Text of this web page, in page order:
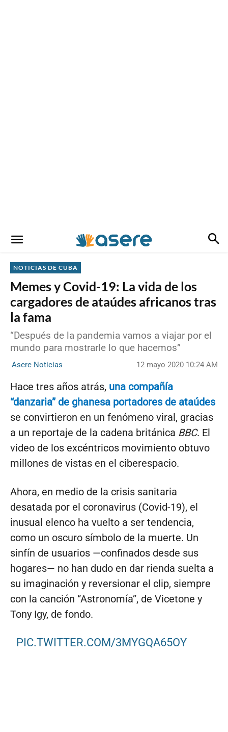
NOTICIAS DE CUBA
Memes y Covid-19: La vida de los
cargadores de ataúdes africanos tras
la fama
“Después de la pandemia vamos a viajar por el
mundo para mostrarle lo que hacemos”
Asere Noticias 12 mayo 2020 10:24 AM
Hace tres años atrás, una compañía
“danzaria” de ghanesa portadores de ataúdes
se convirtieron en un fenómeno viral, gracias
a un reportaje de la cadena británica BBC. El
video de los excéntricos movimiento obtuvo
millones de vistas en el ciberespacio.
Ahora, en medio de la crisis sanitaria
desatada por el coronavirus (Covid-19), el
inusual elenco ha vuelto a ser tendencia,
como un oscuro símbolo de la muerte. Un
sinfín de usuarios —confinados desde sus
hogares— no han dudo en dar rienda suelta a
su imaginación y reversionar el clip, siempre
con la canción “Astronomía”, de Vicetone y
Tony Igy, de fondo.
PIC.TWITTER.COM/3MYGQA65OY